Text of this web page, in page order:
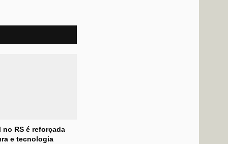
no RS é reforçada
e tecnologia